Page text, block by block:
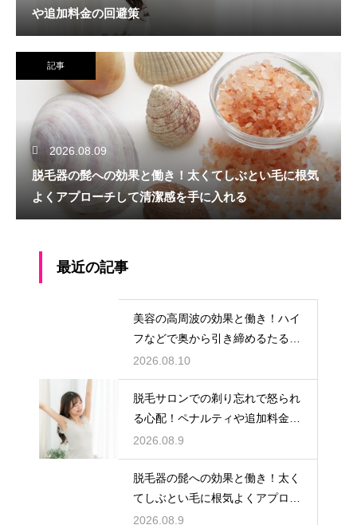
や追加料金の回避策
記事
2026.08.09
脱毛器の髭への効果と働き！太くてしぶとい毛に根気
よくアプローチして清潔感を手に入れる
最近の記事
美容の高周波の効果と働き！ハイ
フなどで奥から引き締めるたるみ
ケア
2026.08.10
脱毛サロンでの剃り忘れで怒られ
る心配！ペナルティや追加料金の
回避策
2026.08.9
脱毛器の髭への効果と働き！太く
てしぶとい毛に根気よくアプロー
チして清潔感を手に入れる
2026.08.9